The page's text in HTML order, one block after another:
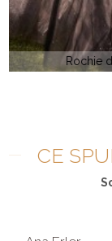
CE